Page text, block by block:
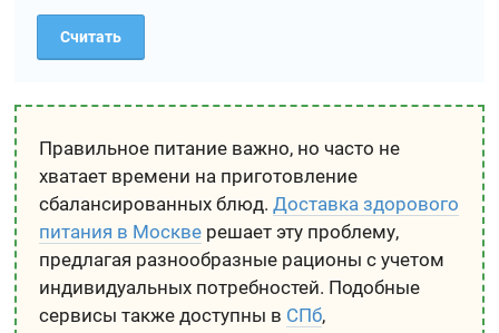
Правильное питание важно, но часто не
хватает времени на приготовление
сбалансированных блюд.Доставка здорового
питания в Москве решает эту проблему,
предлагая разнообразные рационы с учетом
индивидуальных потребностей. Подобные
сервисы также доступны в СПб,